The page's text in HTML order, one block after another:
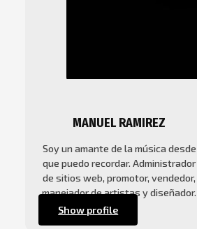
MANUEL RAMIREZ
Soy un amante de la música desde
que puedo recordar. Administrador
de sitios web, promotor, vendedor,
manejador de artistas y diseñador.
Show profile